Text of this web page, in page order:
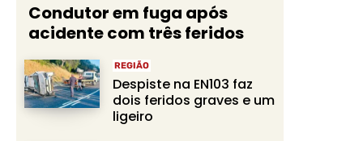
Condutor em fuga após
acidente com três feridos
REGIÃO
Despiste na EN103 faz
dois feridos graves e um
ligeiro